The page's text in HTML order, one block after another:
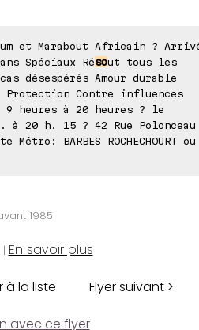
et Marabout Africain ?
Spéciaux Résout tous les
désespérés Amour durable
Contre influences
heures à 20 heures ? le
20 h. 15 ? 42 Rue Polonceau
BARBES ROCHECHOURT ou
1985
| En savoir plus
à la liste Flyer suivant >
avec ce flyer